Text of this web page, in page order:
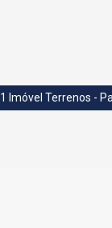
1 Imóvel Terrenos -